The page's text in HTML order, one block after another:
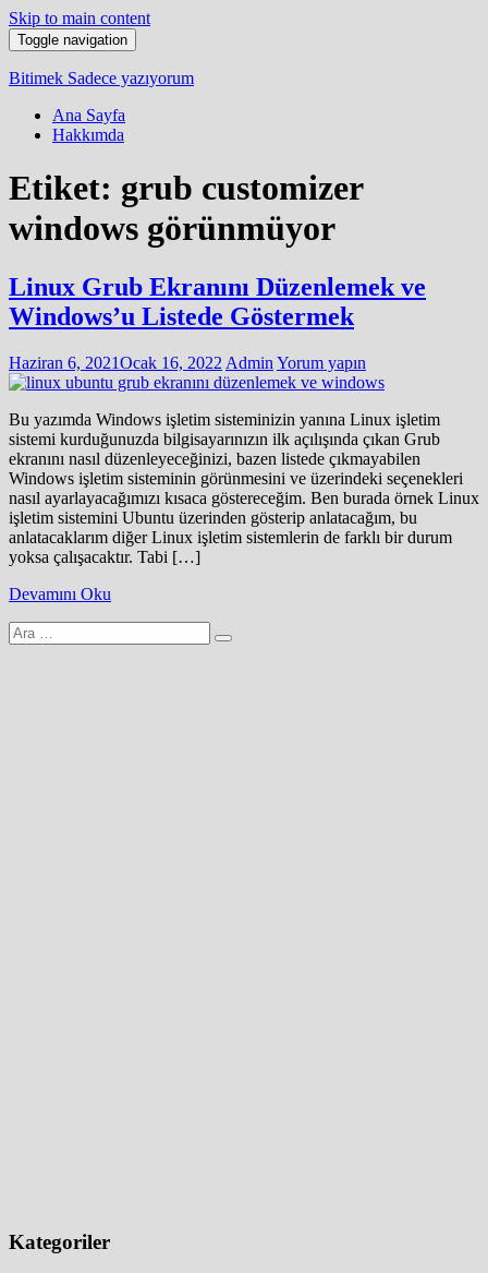
Skip to main content
Toggle navigation
Bitimek Sadece yazıyorum
Ana Sayfa
Hakkımda
Etiket: grub customizer
windows görünmüyor
Linux Grub Ekranını Düzenlemek ve
Windows’u Listede Göstermek
Haziran 6, 2021Ocak 16, 2022 Admin Yorum yapın
Bu yazımda Windows işletim sisteminizin yanına Linux işletim
sistemi kurduğunuzda bilgisayarınızın ilk açılışında çıkan Grub
ekranını nasıl düzenleyeceğinizi, bazen listede çıkmayabilen
Windows işletim sisteminin görünmesini ve üzerindeki seçenekleri
nasıl ayarlayacağımızı kısaca göstereceğim. Ben burada örnek Linux
işletim sistemini Ubuntu üzerinden gösterip anlatacağım, bu
anlatacaklarım diğer Linux işletim sistemlerin de farklı bir durum
yoksa çalışacaktır. Tabi […]
Devamını Oku
Arama
yap:
Kategoriler